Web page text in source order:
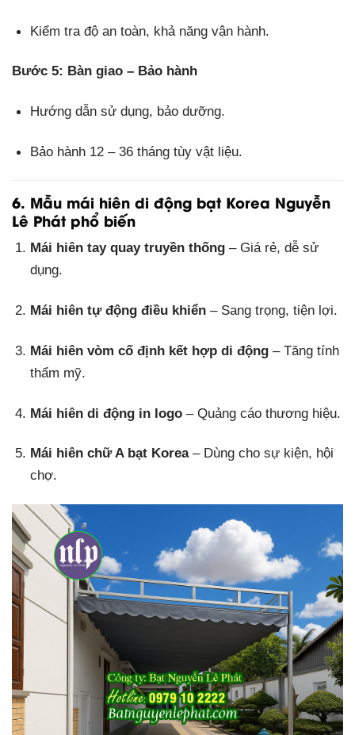
Kiểm tra độ an toàn, khả năng vận hành.
Bước 5: Bàn giao – Bảo hành
Hướng dẫn sử dụng, bảo dưỡng.
Bảo hành 12 – 36 tháng tùy vật liệu.
6. Mẫu mái hiên di động bạt Korea Nguyễn
Lê Phát phổ biến
Mái hiên tay quay truyền thống– Giá rẻ, dễ sử
dụng.
Mái hiên tự động điều khiển– Sang trọng, tiện lợi.
Mái hiên vòm cố định kết hợp di động– Tăng tính
thẩm mỹ.
Mái hiên di động in logo– Quảng cáo thương hiệu.
Mái hiên chữ A bạt Korea– Dùng cho sự kiện, hội
chợ.